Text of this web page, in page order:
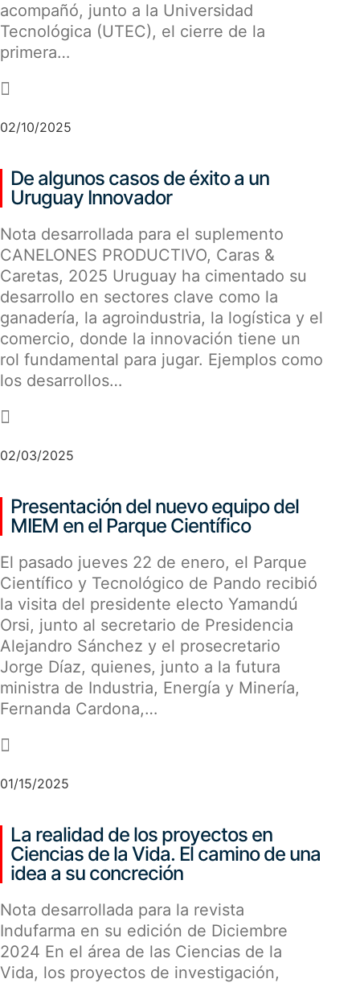
acompañó, junto a la Universidad
Tecnológica (UTEC), el cierre de la
primera…
02/10/2025
De algunos casos de éxito a un
Uruguay Innovador
Nota desarrollada para el suplemento
CANELONES PRODUCTIVO, Caras &
Caretas, 2025 Uruguay ha cimentado su
desarrollo en sectores clave como la
ganadería, la agroindustria, la logística y el
comercio, donde la innovación tiene un
rol fundamental para jugar. Ejemplos como
los desarrollos…
02/03/2025
Presentación del nuevo equipo del
MIEM en el Parque Científico
El pasado jueves 22 de enero, el Parque
Científico y Tecnológico de Pando recibió
la visita del presidente electo Yamandú
Orsi, junto al secretario de Presidencia
Alejandro Sánchez y el prosecretario
Jorge Díaz, quienes, junto a la futura
ministra de Industria, Energía y Minería,
Fernanda Cardona,…
01/15/2025
La realidad de los proyectos en
Ciencias de la Vida. El camino de una
idea a su concreción
Nota desarrollada para la revista
Indufarma en su edición de Diciembre
2024 En el área de las Ciencias de la
Vida, los proyectos de investigación,